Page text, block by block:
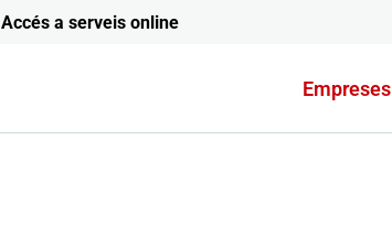
Accés a serveis online
Empreses